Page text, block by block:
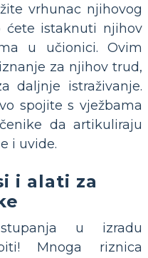
vrhunac njihovog
ćete istaknuti njihov
u učionici. Ovim
za njihov trud,
daljnje istraživanje.
spojite s vježbama
da artikuliraju
i uvide.
i alati za
u izradu
Mnoga riznica